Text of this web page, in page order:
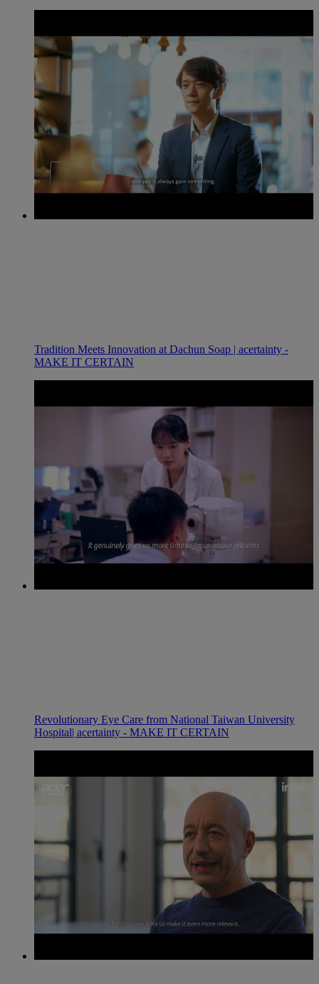
Tradition Meets Innovation at Dachun Soap | acertainty -
MAKE IT CERTAIN
Revolutionary Eye Care from National Taiwan University
Hospital| acertainty - MAKE IT CERTAIN